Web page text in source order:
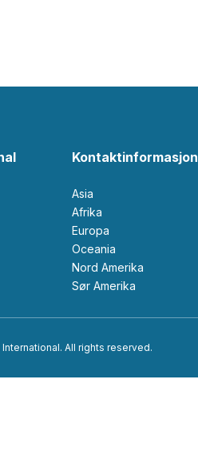
Kontaktinformasjon
Asia
Afrika
Europa
Oceania
Nord Amerika
Sør Amerika
All rights reserved.